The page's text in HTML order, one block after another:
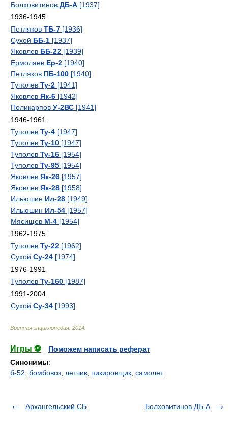
Болховитинов ДБ-А [1937]
1936-1945
Петляков ТБ-7 [1936]
Сухой ББ-1 [1937]
Яковлев ББ-22 [1939]
Ермолаев Ер-2 [1940]
Петляков ПБ-100 [1940]
Туполев Ту-2 [1941]
Яковлев Як-6 [1942]
Поликарпов У-2ВС [1941]
1946-1961
Туполев Ту-4 [1947]
Туполев Ту-10 [1947]
Туполев Ту-16 [1954]
Туполев Ту-95 [1954]
Яковлев Як-26 [1957]
Яковлев Як-28 [1958]
Ильюшин Ил-28 [1949]
Ильюшин Ил-54 [1957]
Мясищев М-4 [1954]
1962-1975
Туполев Ту-22 [1962]
Сухой Су-24 [1974]
1976-1991
Туполев Ту-160 [1987]
1991-2004
Сухой Су-34 [1993]
Военная энциклопедия 2014
Игры ⚽
Поможем написать реферат
Синонимы:
б-52 бомбовоз летчик пикировщик самолет
Архангельский СБ Болховитинов ДБ-А